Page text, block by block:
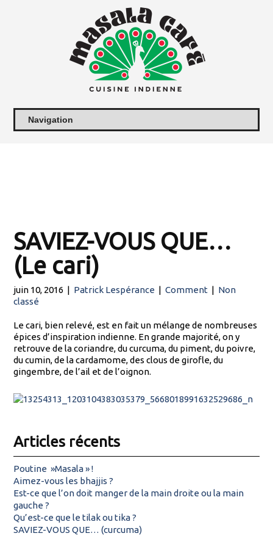
SAVIEZ-VOUS QUE…
(Le cari)
juin 10, 2016 | Patrick Lespérance |Comment | Non
classé
Le cari, bien relevé, est en fait un mélange de nombreuses
épices d’inspiration indienne. En grande majorité, on y
retrouve de la coriandre, du curcuma, du piment, du poivre,
du cumin, de la cardamome, des clous de girofle, du
gingembre, de l’ail et de l’oignon.
Articles récents
Poutine »Masala » !
Aimez-vous les bhajjis ?
Est-ce que l’on doit manger de la main droite ou la main
gauche ?
Qu’est-ce que le tilak ou tika ?
SAVIEZ-VOUS QUE… (curcuma)